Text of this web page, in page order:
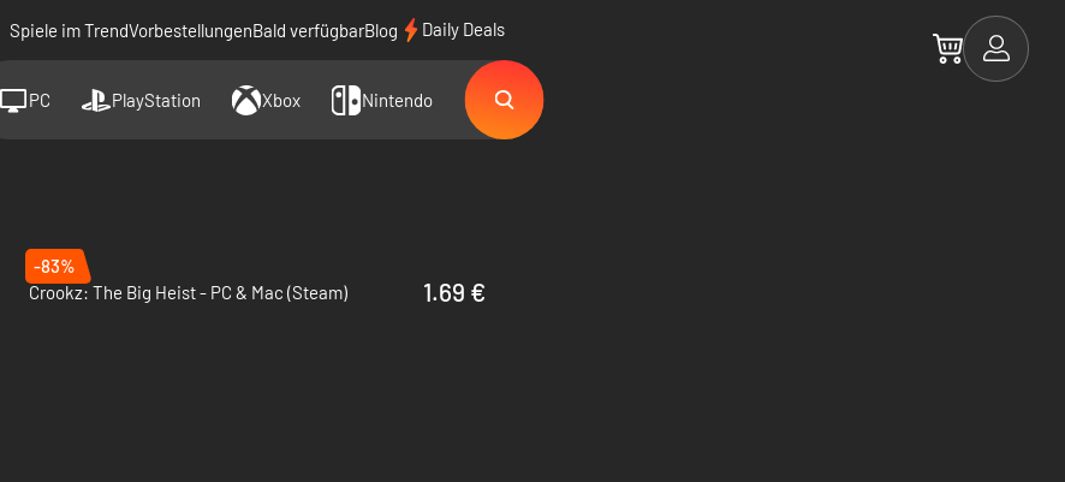
Spiele im TrendVorbestellungenBald verfügbarBlog Daily Deals
PC PlayStation Xbox Nintendo
-83%
Crookz: The Big Heist - PC & Mac (Steam)
1.69 €